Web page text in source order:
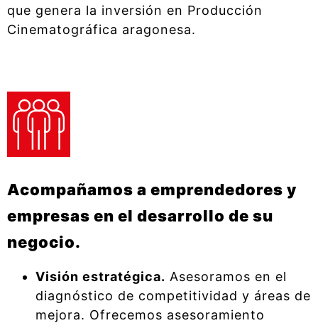
que genera la inversión en Producción
Cinematográfica aragonesa.
Acompañamos a emprendedores y
empresas en el desarrollo de su
negocio.
Visión estratégica. Asesoramos en el
diagnóstico de competitividad y áreas de
mejora. Ofrecemos asesoramiento